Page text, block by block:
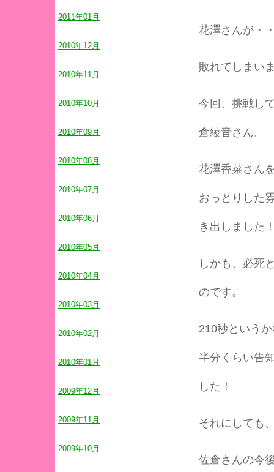
2011年01月
2010年12月
2010年11月
2010年10月
2010年09月
2010年08月
2010年07月
2010年06月
2010年05月
2010年04月
2010年03月
2010年02月
2010年01月
2009年12月
2009年11月
2009年10月
花澤さんが・
敗れてしまい
今回、挑戦し
倉綾音さん。
花澤香菜さん
おっとりした
き出しました
しかも、必死
のです。
210秒という
半分くらい告
した！
それにしても
佐倉さんの今